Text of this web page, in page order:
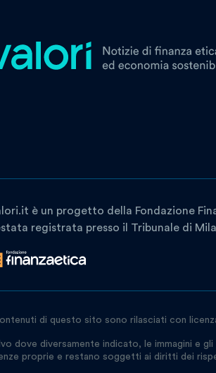
è un progetto della Fondazione
registrata presso il Tribunale di
di questo sito sono rilasciati con
dove diversamente indicato, le immagini e
proprie e restano soggetti ai diritti dei